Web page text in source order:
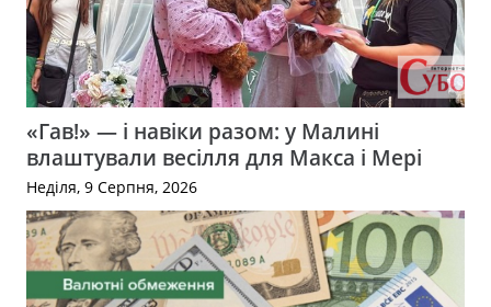
«Гав!» — і навіки разом: у Малині
влаштували весілля для Макса і Мері
Неділя, 9 Серпня, 2026